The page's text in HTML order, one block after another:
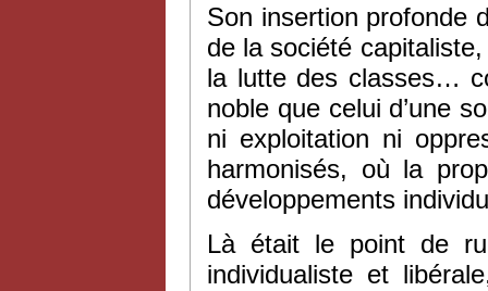
Son insertion profonde
de la société
la lutte des classes…
noble que celui d’une
ni exploitation ni
harmonisés, où la
développements
Là était le point de
individualiste et